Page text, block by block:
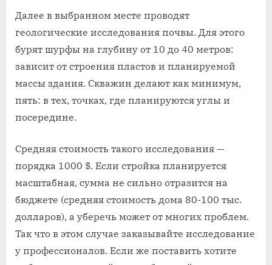
Далее в выбранном месте проводят
геологические исследования почвы. Для этого
бурят шурфы на глубину от 10 до 40 метров:
зависит от строения пластов и планируемой
массы здания. Скважин делают как минимум,
пять: в тех, точках, где планируются углы и
посередине.
Средняя стоимость такого исследования —
порядка 1000 $. Если стройка планируется
масштабная, сумма не сильно отразится на
бюджете (средняя стоимость дома 80-100 тыс.
долларов), а уберечь может от многих проблем.
Так что в этом случае заказывайте исследование
у профессионалов. Если же поставить хотите